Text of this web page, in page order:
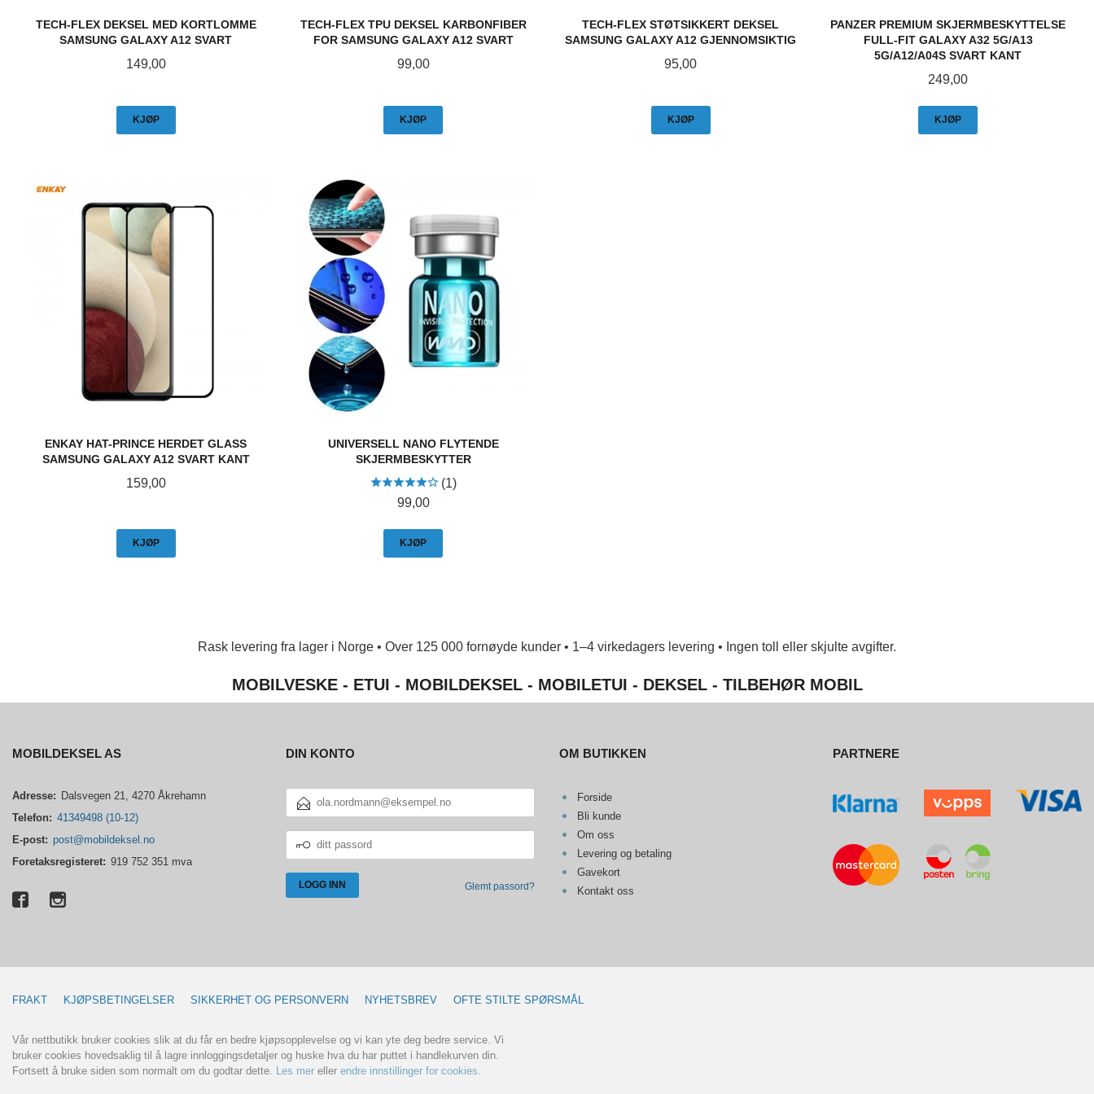
TECH-FLEX DEKSEL MED KORTLOMME
SAMSUNG GALAXY A12 SVART
Pris
149,00
KJØP
TECH-FLEX TPU DEKSEL KARBONFIBER
FOR SAMSUNG GALAXY A12 SVART
Pris
99,00
KJØP
TECH-FLEX STØTSIKKERT DEKSEL
SAMSUNG GALAXY A12 GJENNOMSIKTIG
Pris
95,00
KJØP
PANZER PREMIUM SKJERMBESKYTTELSE
FULL-FIT GALAXY A32 5G/A13
5G/A12/A04S SVART KANT
Pris
249,00
KJØP
ENKAY HAT-PRINCE HERDET GLASS
SAMSUNG GALAXY A12 SVART KANT
Pris
159,00
KJØP
UNIVERSELL NANO FLYTENDE
SKJERMBESKYTTER
(1)
Pris
99,00
KJØP
Rask levering fra lager i Norge • Over 125 000 fornøyde kunder • 1–4 virkedagers levering • Ingen toll eller skjulte avgifter.
MOBILVESKE - ETUI - MOBILDEKSEL - MOBILETUI - DEKSEL - TILBEHØR MOBIL
MOBILDEKSEL AS
Adresse: Dalsvegen 21, 4270 Åkrehamn
Telefon: 41349498 (10-12)
E-post: post@mobildeksel.no
Foretaksregisteret: 919 752 351 mva
DIN KONTO
POSTADRESSE
PASSORD
Glemt passord?
OM BUTIKKEN
Forside
Bli kunde
Om oss
Levering og betaling
Gavekort
Kontakt oss
PARTNERE
FRAKT KJØPSBETINGELSER SIKKERHET OG PERSONVERN NYHETSBREV OFTE STILTE SPØRSMÅL
Vår nettbutikk bruker cookies slik at du får en bedre kjøpsopplevelse og vi kan yte deg bedre service. Vi
bruker cookies hovedsaklig til å lagre innloggingsdetaljer og huske hva du har puttet i handlekurven din.
Fortsett å bruke siden som normalt om du godtar dette.
Les mer eller endre innstillinger for cookies.